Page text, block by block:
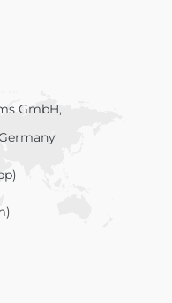
GmbH,